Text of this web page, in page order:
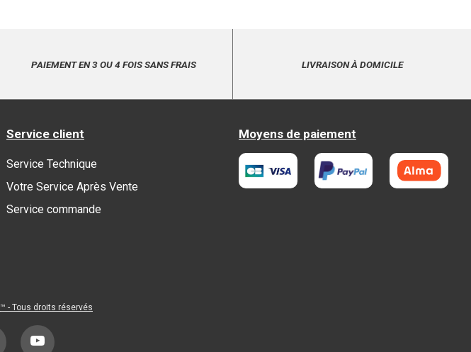
PAIEMENT EN 3 OU 4 FOIS SANS FRAIS LIVRAISON À DOMICILE
Service client
Service Technique
Votre Service Après Vente
Service commande
Moyens de paiement
™ - Tous droits réservés